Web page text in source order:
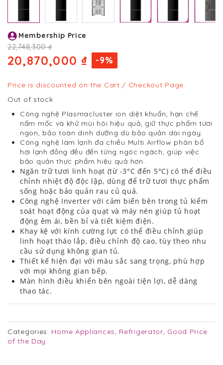
to
the
beginning
of
images
Membership Price
22,748,300 ₫
20,870,000 ₫ -9%
Price is discounted on the Cart / Checkout Page
Out of stock
Công nghệ Plasmacluster ion diệt khuẩn, hạn chế
nấm mốc và khử mùi hôi hiệu quả, giữ thực phẩm tươi
ngon, bảo toàn dinh dưỡng dù bảo quản dài ngày.
Công nghệ làm lạnh đa chiều Multi Airflow phân bổ
hơi lạnh đồng đều đến từng ngóc ngách, giúp việc
bảo quản thực phẩm hiệu quả hơn.
Ngăn trữ tươi linh hoạt (từ -3°C đến 5°C) có thể điều
chỉnh nhiệt độ độc lập, dùng để trữ tươi thực phẩm
sống hoặc bảo quản rau củ quả.
Công nghệ Inverter với cảm biến bên trong tủ kiểm
soát hoạt động của quạt và máy nén giúp tủ hoạt
động êm ái, bền bỉ và tiết kiệm điện.
Khay kệ với kính cường lực có thể điều chỉnh giúp
linh hoạt tháo lắp, điều chỉnh độ cao, tùy theo nhu
cầu sử dụng không gian tủ.
Thiết kế hiện đại với màu sắc sang trọng, phù hợp
với mọi không gian bếp.
Màn hình điều khiển bên ngoài tiện lợi, dễ dàng
thao tác.
Categories: Home Appliances, Refrigerator, Good Price
of the Day